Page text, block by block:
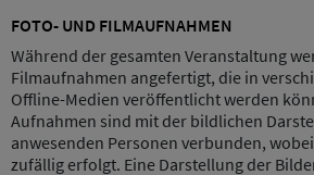
FOTO- UND FILMAUFNAHMEN
Während der gesamten Veranstaltung
Filmaufnahmen angefertigt, die in
Offline-Medien veröffentlicht werden
Aufnahmen sind mit der bildlichen
anwesenden Personen verbunden,
zufällig erfolgt. Eine Darstellung der